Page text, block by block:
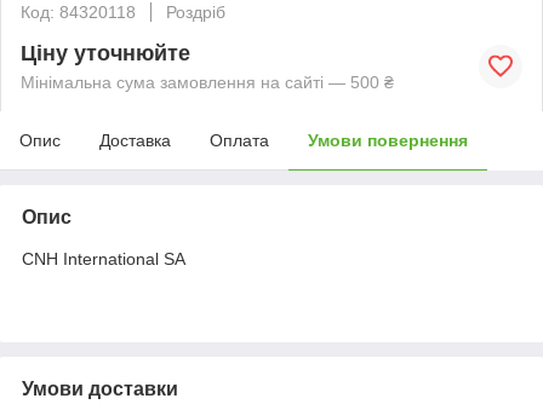
Код: 84320118
Роздріб
Ціну уточнюйте
Мінімальна сума замовлення на сайті — 500 ₴
Опис Доставка Оплата Умови повернення
Опис
CNH International SA
Умови доставки